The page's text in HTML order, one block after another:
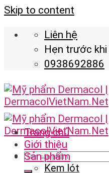
Skip to content
Liên hệ
Hẹn trước
0938692886
Trang chủ
Giới thiệu
Sản phẩm
Kem lót